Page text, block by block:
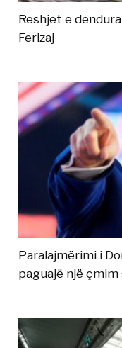
Reshjet e
Ferizaj
Paralajmërimi i
paguajë një